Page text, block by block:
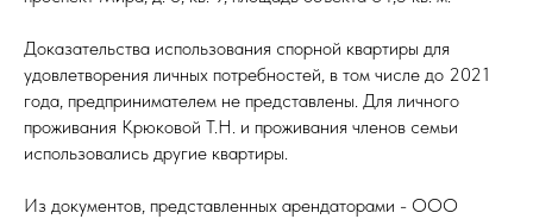
Доказательства использования спорной квартиры для
удовлетворения личных потребностей, в том числе до 2021
года, предпринимателем не представлены. Для личного
проживания Крюковой Т.Н. и проживания членов семьи
использовались другие квартиры.
Из документов, представленных арендаторами - ООО